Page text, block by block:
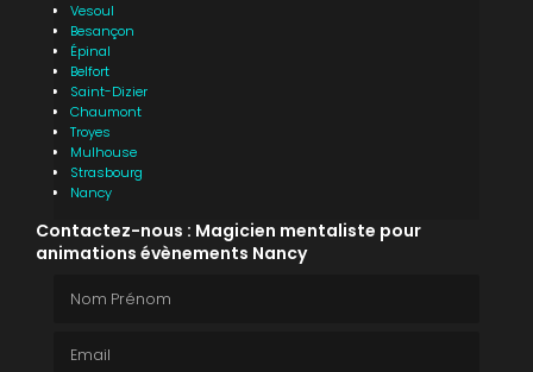
Vesoul
Besançon
Épinal
Belfort
Saint-Dizier
Chaumont
Troyes
Mulhouse
Strasbourg
Nancy
Contactez-nous : Magicien mentaliste pour
animations évènements Nancy